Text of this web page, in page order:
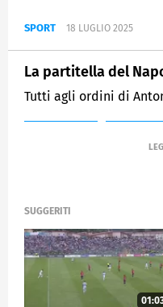
SPORT 18 LUGLIO 2025
La partitella del
Tutti agli ordini di
SUGGERITI